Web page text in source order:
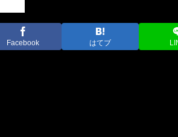
Facebook はてブ